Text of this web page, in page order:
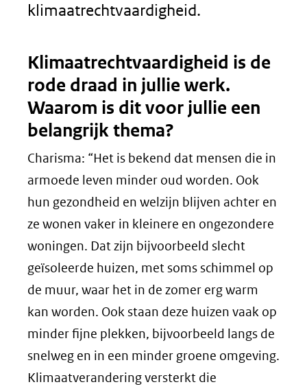
klimaatrechtvaardigheid.
Klimaatrechtvaardigheid is de
rode draad in jullie werk.
Waarom is dit voor jullie een
belangrijk thema?
Charisma: “Het is bekend dat mensen die in
armoede leven minder oud worden. Ook
hun gezondheid en welzijn blijven achter en
ze wonen vaker in kleinere en ongezondere
woningen. Dat zijn bijvoorbeeld slecht
geïsoleerde huizen, met soms schimmel op
de muur, waar het in de zomer erg warm
kan worden. Ook staan deze huizen vaak op
minder fijne plekken, bijvoorbeeld langs de
snelweg en in een minder groene omgeving.
Klimaatverandering versterkt die